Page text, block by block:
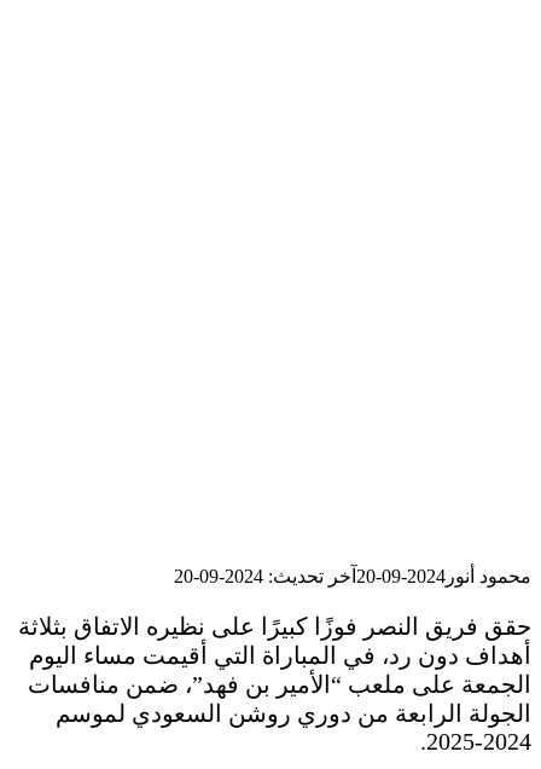
محمود أنور 2024-09-20 آخر تحديث: 2024-09-20
حقق فريق النصر فوزًا كبيرًا على نظيره الاتفاق بثلاثة
أهداف دون رد، في المباراة التي أقيمت مساء اليوم
الجمعة على ملعب “الأمير بن فهد”، ضمن منافسات
الجولة الرابعة من دوري روشن السعودي لموسم
2024-2025.